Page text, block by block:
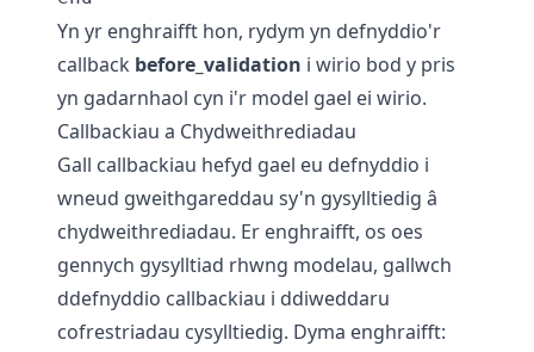
Yn yr enghraifft hon, rydym yn defnyddio'r
callback before_validation i wirio bod y pris
yn gadarnhaol cyn i'r model gael ei wirio.
Callbackiau a Chydweithrediadau
Gall callbackiau hefyd gael eu defnyddio i
wneud gweithgareddau sy'n gysylltiedig â
chydweithrediadau. Er enghraifft, os oes
gennych gysylltiad rhwng modelau, gallwch
ddefnyddio callbackiau i ddiweddaru
cofrestriadau cysylltiedig. Dyma enghraifft: